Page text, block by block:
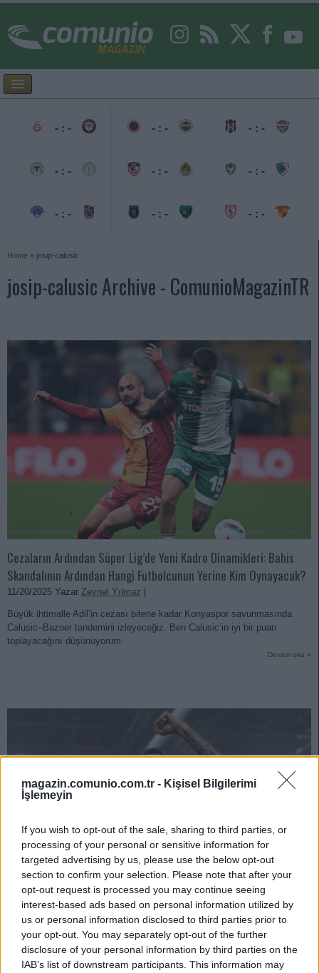
magazin.comunio.com.tr - Kişisel Bilgilerimi
İşlemeyin
If you wish to opt-out of the sale, sharing to third parties, or
processing of your personal or sensitive information for
targeted advertising by us, please use the below opt-out
section to confirm your selection. Please note that after your
opt-out request is processed you may continue seeing
interest-based ads based on personal information utilized by
us or personal information disclosed to third parties prior to
your opt-out. You may separately opt-out of the further
disclosure of your personal information by third parties on the
IAB’s list of downstream participants. This information may
- : -
- : -
- : -
- : -
- : -
- : -
- : -
- : -
- : -
Home » josip-calusic
josip-calusic Archive - ComunioMagazinTR
Cezaların Ardından Süper Lig’de Yeni Kadro Dinamikleri: Bahis
Skandalının Ardından Hangi Futbolcunun Yerine Kim Oynayacak?
11/20/2025 Yazar Zeynel Yılmaz
Büyük ihtimalle Adil’in cezası bitene kadar Konyaspor savunmasında
Calusic–Bazoer tandemini izleyeceğiz. Ben Calusic’in iyi bir puan
toplayacağını düşünüyorum.
Devam oku »
”Dört Büyükler” Dışında Yapılan Transferlerden Potansiyel
Vaadeden Futbolcular – Maxim’le Beraber Çok Canlar Yakabilir!
07/26/2024 Yazar Safa Buğra Özcan|